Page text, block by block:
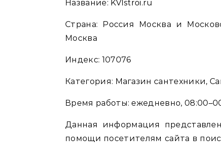
Название: KVIstroi.ru
Страна: Россия Москва и
Москва
Индекс: 107076
Категория: Магазин сантехники,
Время работы: ежедневно,
Данная информация
помощи посетителям сайта в